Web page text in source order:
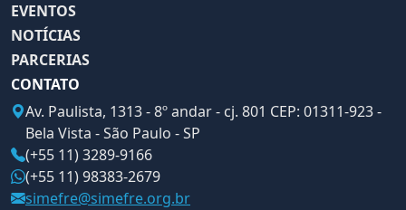
EVENTOS
NOTÍCIAS
PARCERIAS
CONTATO
Av. Paulista, 1313 - 8º andar - cj. 801 CEP: 01311-923 -
Bela Vista - São Paulo - SP
(+55 11) 3289-9166
(+55 11) 98383-2679
simefre@simefre.org.br